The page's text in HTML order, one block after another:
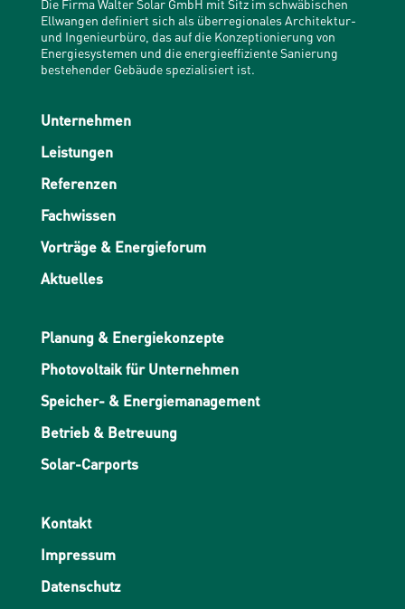
Die Firma Walter Solar GmbH mit Sitz im schwäbischen
Ellwangen definiert sich als überregionales Architektur-
und Ingenieurbüro, das auf die Konzeptionierung von
Energiesystemen und die energieeffiziente Sanierung
bestehender Gebäude spezialisiert ist.
Unternehmen
Leistungen
Referenzen
Fachwissen
Vorträge & Energieforum
Aktuelles
Planung & Energiekonzepte
Photovoltaik für Unternehmen
Speicher- & Energiemanagement
Betrieb & Betreuung
Solar-Carports
Kontakt
Impressum
Datenschutz